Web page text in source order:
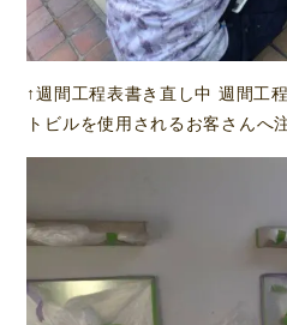
↑週間工程表書き直し中 週間工
トビルを使用されるお客さんへ